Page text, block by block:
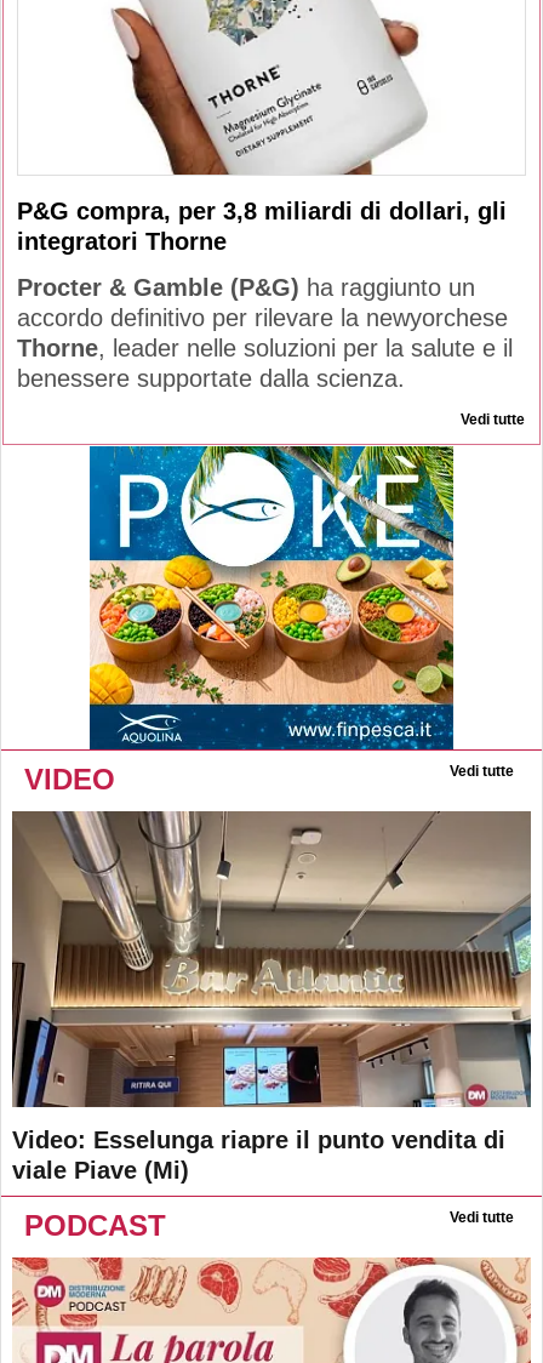
P&G compra, per 3,8 miliardi di dollari, gli
integratori Thorne
Procter & Gamble (P&G) ha raggiunto un
accordo definitivo per rilevare la newyorchese
Thorne, leader nelle soluzioni per la salute e il
benessere supportate dalla scienza.
Vedi tutte
VIDEO Vedi tutte
Video: Esselunga riapre il punto vendita di
viale Piave (Mi)
PODCAST Vedi tutte